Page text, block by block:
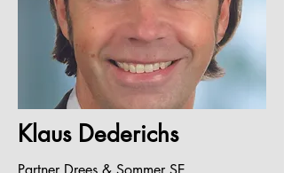
Klaus Dederichs